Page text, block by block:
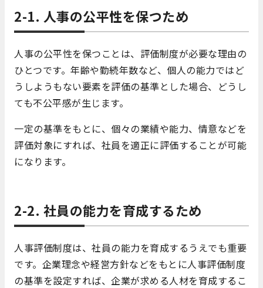
2-1. 人事の公平性を保つため
人事の公平性を保つことは、評価制度が必要な理由の
ひとつです。年齢や勤続年数など、個人の能力ではど
うしようもない要素を評価の基準とした場合、どうし
ても不公平感が生じます。
一定の基準をもとに、個々の業績や能力、情意などを
評価対象にすれば、社員を適正に評価することが可能
になります。
2-2. 社員の能力を育成するため
人事評価制度は、社員の能力を育成するうえでも重要
です。企業理念や経営方針などをもとに人事評価制度
の基準を設定すれば、企業が求める人材を育成するこ